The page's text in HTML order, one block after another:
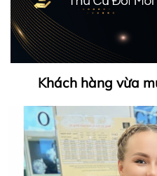
Khách hàng vừa